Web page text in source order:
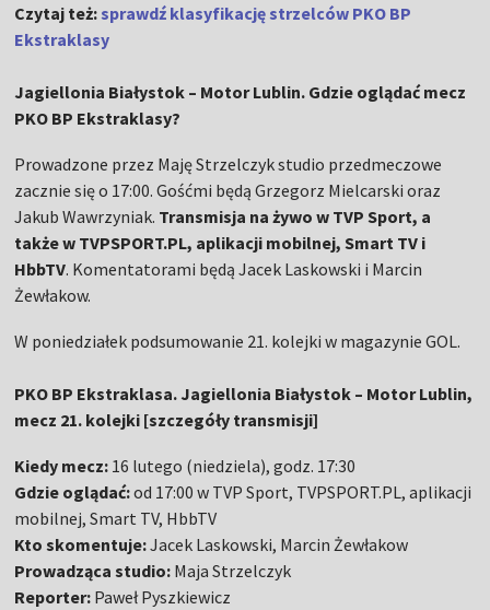
Czytaj też: sprawdź klasyfikację strzelców PKO BP
Ekstraklasy
Jagiellonia Białystok – Motor Lublin. Gdzie oglądać mecz
PKO BP Ekstraklasy?
Prowadzone przez Maję Strzelczyk studio przedmeczowe
zacznie się o 17:00. Gośćmi będą Grzegorz Mielcarski oraz
Jakub Wawrzyniak. Transmisja na żywo w TVP Sport, a
także w TVPSPORT.PL, aplikacji mobilnej, Smart TV i
HbbTV. Komentatorami będą Jacek Laskowski i Marcin
Żewłakow.
W poniedziałek podsumowanie 21. kolejki w magazynie GOL.
PKO BP Ekstraklasa. Jagiellonia Białystok – Motor Lublin,
mecz 21. kolejki [szczegóły transmisji]
Kiedy mecz: 16 lutego (niedziela), godz. 17:30
Gdzie oglądać:od 17:00 w TVP Sport, TVPSPORT.PL, aplikacji
mobilnej, Smart TV, HbbTV
Kto skomentuje:Jacek Laskowski, Marcin Żewłakow
Prowadząca studio: Maja Strzelczyk
Reporter: Paweł Pyszkiewicz